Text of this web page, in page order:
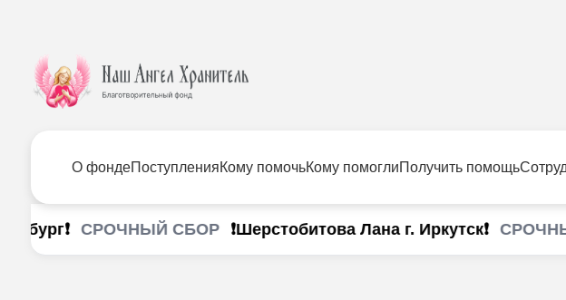
О фондеПоступленияКому помочьКому помоглиПолучить помощь
СРОЧНЫЙ СБОР ❗Шерстобитова Лана г. Иркутск❗ СРОЧНЫЙ